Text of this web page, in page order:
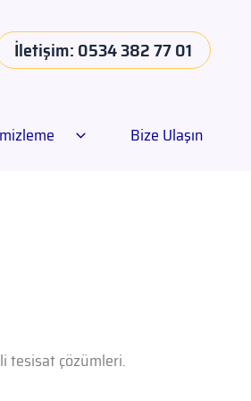
İletişim: 0534 382 77 01
Bize Ulaşın
tesisat çözümleri.